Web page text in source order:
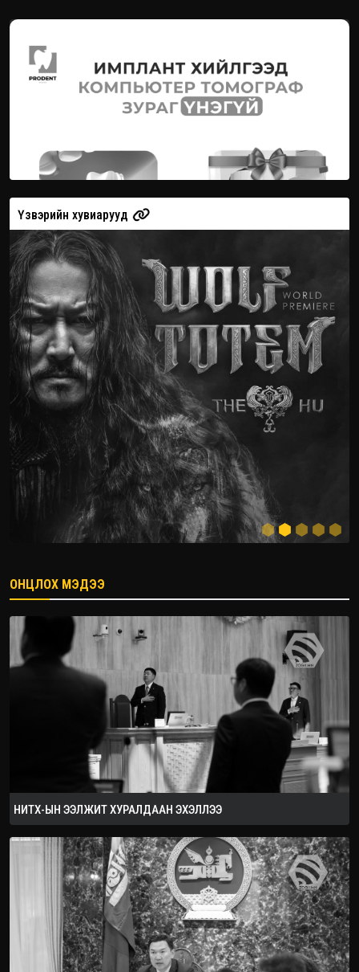
Үзвэрийн хувиарууд
2026.08.08
ОНЦЛОХ МЭДЭЭ
НИТХ-ЫН ЭЭЛЖИТ ХУРАЛДААН ЭХЭЛЛЭЭ